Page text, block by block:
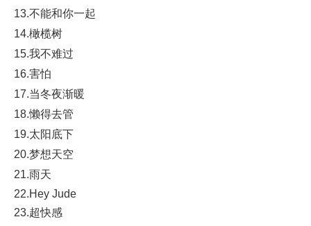
13.不能和你一起
14.橄榄树
15.我不难过
16.害怕
17.当冬夜渐暖
18.懒得去管
19.太阳底下
20.梦想天空
21.雨天
22.Hey Jude
23.超快感